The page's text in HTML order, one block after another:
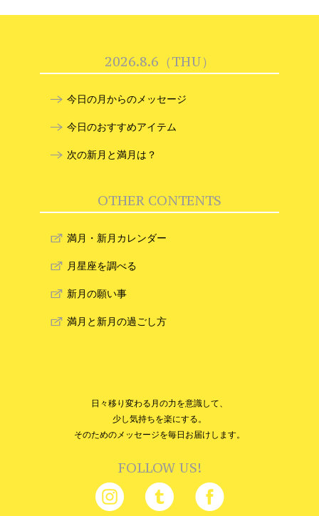
2026.8.6（THU）
今日の月からのメッセージ
今日のおすすめアイテム
次の新月と満月は？
OTHER CONTENTS
満月・新月カレンダー
月星座を調べる
新月の願い事
満月と新月の過ごし方
日々移り変わる月の力を意識して、
少し気持ちを楽にする。
そのためのメッセージを毎日お届けします。
FOLLOW US!